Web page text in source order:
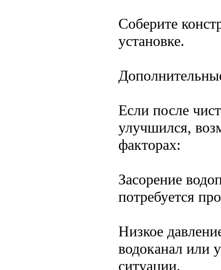
Соберите
установке.
Если после
улучшился,
факторах:
Засорение
потребуется
Низкое
водоканал или
ситуации.